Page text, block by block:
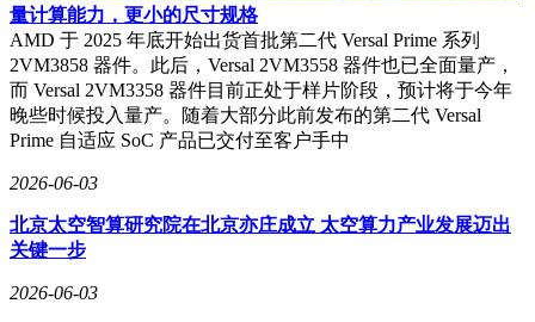
量计算能力，更小的尺寸规格
AMD 于 2025 年底开始出货首批第二代 Versal Prime 系列
2VM3858 器件。此后，Versal 2VM3558 器件也已全面量产，
而 Versal 2VM3358 器件目前正处于样片阶段，预计将于今年
晚些时候投入量产。随着大部分此前发布的第二代 Versal
Prime 自适应 SoC 产品已交付至客户手中
2026-06-03
北京太空智算研究院在北京亦庄成立 太空算力产业发展迈出
关键一步
2026-06-03